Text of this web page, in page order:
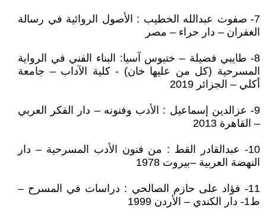
7- صفوت عبدالله الخطيب : الأصول الروائية في رسالة
الغفران – دار حراء – مصر
8- طايبي فضيلة – ختيوس آسيا: البناء الفني في الرواية
المسرحية (كل من عليها خان) - كلية الآداب – جامعة
أكلي – الجزائر 2019
9- عزالدين إسماعيل : الأدب وفنونه – دار الفكر العربي
– القاهرة 2013
10- عبدالقادر القط : من فنون الأدب المسرحية – دار
النهضة العربية –بيروت 1978
11- فؤاد على حازم الصالحي : دراسات في المسرح –
ط1- دار الكندي – الأردن 1999